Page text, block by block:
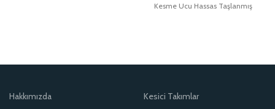
Kesme Ucu Hassas Taşlanmış
Hakkımızda
Kesici Takımlar